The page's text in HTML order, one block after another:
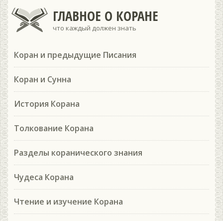
ГЛАВНОЕ О КОРАНЕ
что каждый должен знать
Коран и предыдущие Писания
Коран и Сунна
История Корана
Толкование Корана
Разделы коранического знания
Чудеса Корана
Чтение и изучение Корана